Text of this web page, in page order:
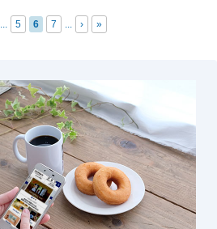
... 5 6 7 ... › »